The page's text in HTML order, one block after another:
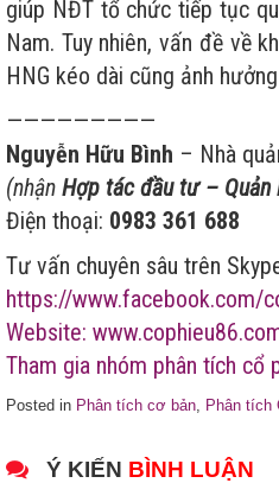
giúp NĐT tổ chức tiếp tục
Nam. Tuy nhiên, vấn đề về
HNG kéo dài cũng ảnh
—————————
Nguyễn Hữu Bình – Nhà
(nhận Hợp tác đầu tư – Quản
Điện thoại: 0983 361 688
Tư vấn chuyên sâu trên
https://www.facebook.com/
Website:
Tham gia nhóm phân tích cổ
Posted in Phân tích cơ bản Phân tích
Ý KIẾN BÌNH LUẬN